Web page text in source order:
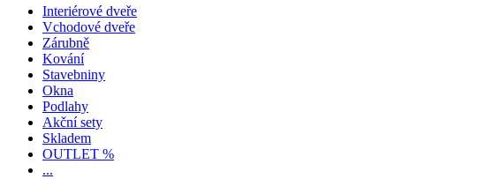
Interiérové dveře
Vchodové dveře
Zárubně
Kování
Stavebniny
Okna
Podlahy
Akční sety
Skladem
OUTLET %
...